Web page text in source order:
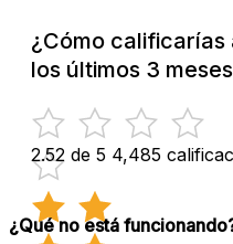
¿Cómo calificarías
los últimos 3
2.52 de 5 4,485
¿Qué no está